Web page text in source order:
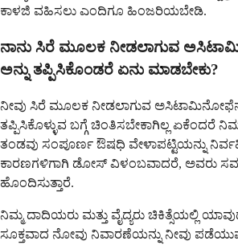
ಕಾಳಜಿ ವಹಿಸಲು ಎಂದಿಗೂ ಹಿಂಜರಿಯಬೇಡಿ.
ನಾನು ಸಿರೆ ಮೂಲಕ ನೀಡಲಾಗುವ
ಅನ್ನು ತಪ್ಪಿಸಿಕೊಂಡರೆ ಏನು ಮಾಡಬೇಕು?
ನೀವು ಸಿರೆ ಮೂಲಕ ನೀಡಲಾಗುವ
ತಪ್ಪಿಸಿಕೊಳ್ಳುವ ಬಗ್ಗೆ ಚಿಂತಿಸಬೇಕಾಗಿಲ್ಲ ಏಕೆಂದರೆ
ತಂಡವು ಸಂಪೂರ್ಣ ಔಷಧಿ ವೇಳಾಪಟ್ಟಿಯನ್ನು
ಕಾರಣಗಳಿಗಾಗಿ ಡೋಸ್ ವಿಳಂಬವಾದರೆ, ಅವರು
ಹೊಂದಿಸುತ್ತಾರೆ.
ನಿಮ್ಮ ದಾದಿಯರು ಮತ್ತು ವೈದ್ಯರು ಚಿಕಿತ್ಸೆಯಲ್ಲಿ
ಸೂಕ್ತವಾದ ನೋವು ನಿವಾರಣೆಯನ್ನು ನೀವು